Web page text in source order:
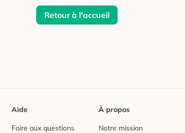
Retour à l'accueil
Aide
Foire aux questions
À propos
Notre mission